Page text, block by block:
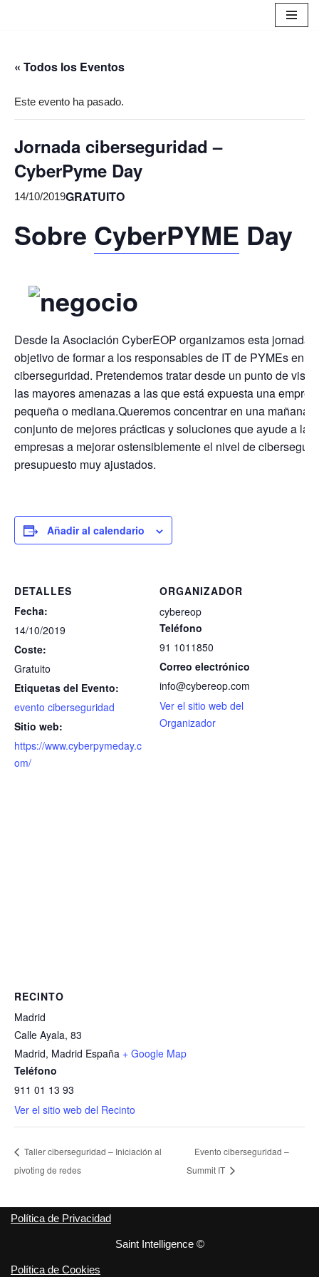
contenido
« Todos los Eventos
Este evento ha pasado.
Jornada ciberseguridad –
CyberPyme Day
14/10/2019GRATUITO
Sobre CyberPYME Day
Desde la Asociación CyberEOP organizamos esta jornada
objetivo de formar a los responsables de IT de PYMEs en
ciberseguridad. Pretendemos tratar desde un punto de vista
las mayores amenazas a las que está expuesta una
pequeña o mediana.Queremos concentrar en una mañana
conjunto de mejores prácticas y soluciones que ayude a las
empresas a mejorar ostensiblemente el nivel de
presupuesto muy ajustados.
Añadir al calendario
DETALLES
Fecha:
14/10/2019
Coste:
Gratuito
Etiquetas del Evento:
evento ciberseguridad
Sitio web:
https://www.cyberpymeday.c
om/
ORGANIZADOR
cybereop
Teléfono
91 1011850
Correo electrónico
info@cybereop.com
Ver el sitio web del
Organizador
RECINTO
Madrid
Calle Ayala, 83
Madrid, Madrid España + Google Map
Teléfono
911 01 13 93
Ver el sitio web del Recinto
Taller ciberseguridad – Iniciación al
pivoting de redes
Evento ciberseguridad –
Summit IT
Política de Privacidad
Saint Intelligence ©
Política de Cookies